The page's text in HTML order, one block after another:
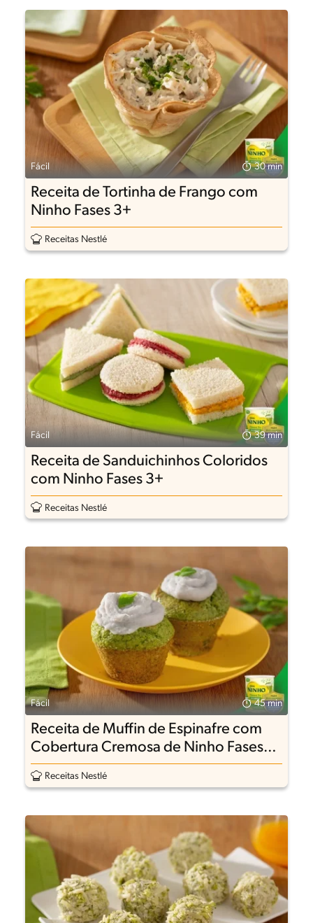
Fácil 30 min
Receita de Tortinha de Frango com
Ninho Fases 3+
Receitas Nestlé
Fácil 39 min
Receita de Sanduichinhos Coloridos
com Ninho Fases 3+
Receitas Nestlé
Fácil 45 min
Receita de Muffin de Espinafre com
Cobertura Cremosa de Ninho Fases
3+
Receitas Nestlé